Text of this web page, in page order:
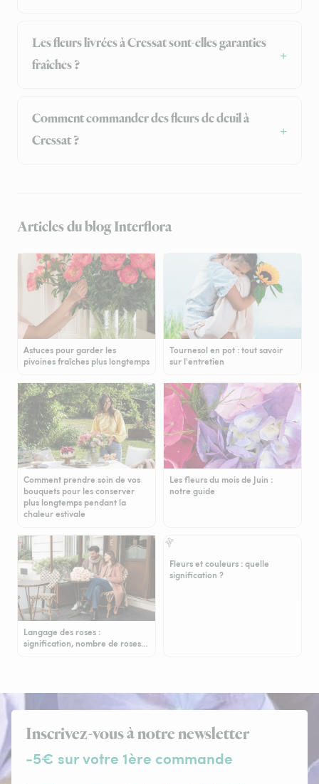
Les fleurs livrées à Cressat sont-elles garanties
fraîches ?
Comment commander des fleurs de deuil à
Cressat ?
Articles du blog Interflora
Astuces pour garder les
pivoines fraîches plus longtemps
Tournesol en pot : tout savoir
sur l'entretien
Comment prendre soin de vos
bouquets pour les conserver
plus longtemps pendant la
chaleur estivale
Les fleurs du mois de Juin :
notre guide
Langage des roses :
signification, nombre de roses…
Fleurs et couleurs : quelle
signification ?
Inscrivez-vous à notre newsletter
-5€ sur votre 1ère commande